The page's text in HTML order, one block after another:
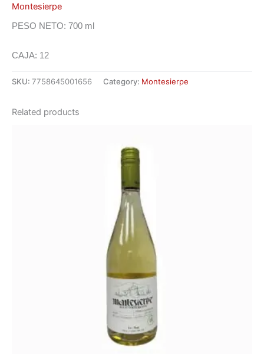
Montesierpe
PESO NETO: 700 ml
CAJA: 12
SKU: 7758645001656 Category: Montesierpe
Related products